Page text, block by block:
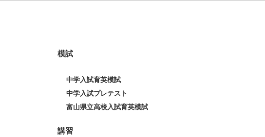
模試
中学入試育英模試
中学入試プレテスト
富山県立高校入試育英模試
講習